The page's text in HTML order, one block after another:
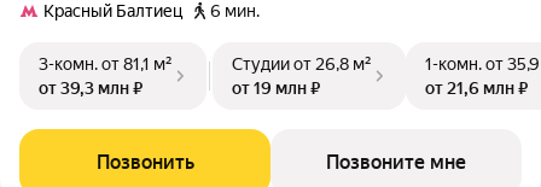
Красный Балтиец
6 мин.
3-комн.от 81,1 м²
от 39,3 млн ₽
Студииот 26,8 м²
от 19 млн ₽
1-комн.от
от 21,6 млн ₽
Позвонить Позвоните мне